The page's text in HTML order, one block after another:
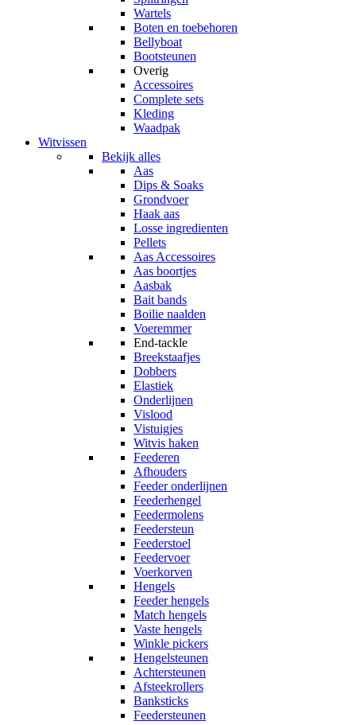
Wartels
Boten en toebehoren
Bellyboat
Bootsteunen
Overig
Accessoires
Complete sets
Kleding
Waadpak
Witvissen
Bekijk alles
Aas
Dips & Soaks
Grondvoer
Haak aas
Losse ingredienten
Pellets
Aas Accessoires
Aas boortjes
Aasbak
Bait bands
Boilie naalden
Voeremmer
End-tackle
Breekstaafjes
Dobbers
Elastiek
Onderlijnen
Vislood
Vistuigjes
Witvis haken
Feederen
Afhouders
Feeder onderlijnen
Feederhengel
Feedermolens
Feedersteun
Feederstoel
Feedervoer
Voerkorven
Hengels
Feeder hengels
Match hengels
Vaste hengels
Winkle pickers
Hengelsteunen
Achtersteunen
Afsteekrollers
Banksticks
Feedersteunen